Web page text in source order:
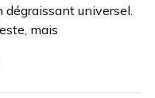
dégraissant universel.
mais